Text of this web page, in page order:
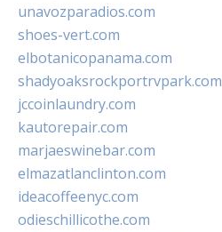
unavozparadios.com
shoes-vert.com
elbotanicopanama.com
shadyoaksrockportrvpark.com
jccoinlaundry.com
kautorepair.com
marjaeswinebar.com
elmazatlanclinton.com
ideacoffeenyc.com
odieschillicothe.com